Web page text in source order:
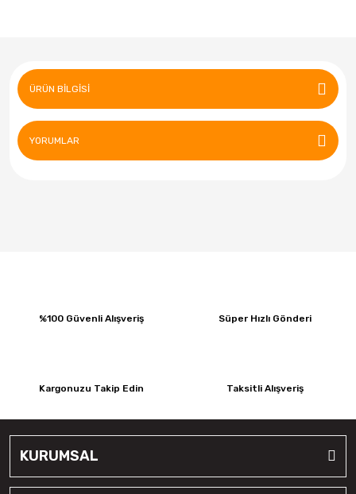
ÜRÜN BILGISI
YORUMLAR
%100 Güvenli Alışveriş Süper Hızlı Gönderi
Kargonuzu Takip Edin Taksitli Alışveriş
KURUMSAL